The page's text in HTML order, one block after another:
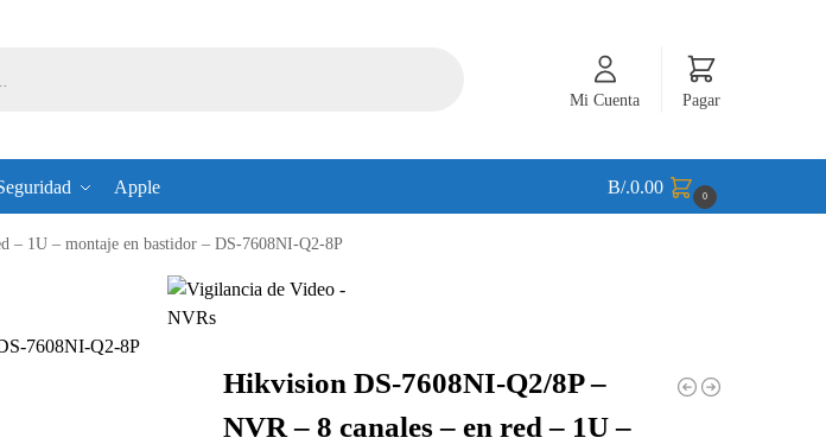
Mi Cuenta Pagar
Apple B/.0.00 0
– 1U – montaje en bastidor – DS-7608NI-Q2-8P
7608NI-Q2-8P
Hikvision DS-7608NI-Q2/8P –
NVR – 8 canales – en red – 1U –